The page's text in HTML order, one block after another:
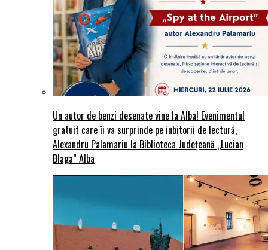
Un autor de benzi desenate vine la Alba! Evenimentul
gratuit care îi va surprinde pe iubitorii de lectură,
Alexandru Palamariu la Biblioteca Județeană „Lucian
Blaga” Alba